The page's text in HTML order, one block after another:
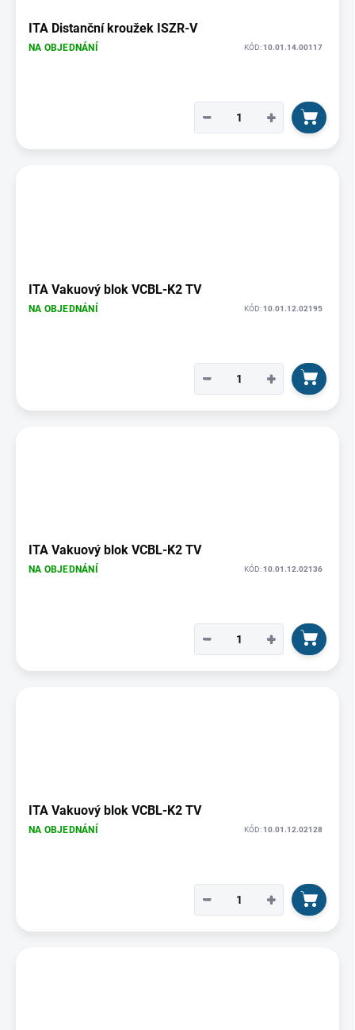
ITA Distanční kroužek ISZR-V
NA OBJEDNÁNÍ KÓD:10.01.14.00117
+
−
ITA Vakuový blok VCBL-K2 TV
NA OBJEDNÁNÍ KÓD:10.01.12.02195
+
−
ITA Vakuový blok VCBL-K2 TV
NA OBJEDNÁNÍ KÓD:10.01.12.02136
+
−
ITA Vakuový blok VCBL-K2 TV
NA OBJEDNÁNÍ KÓD:10.01.12.02128
+
−